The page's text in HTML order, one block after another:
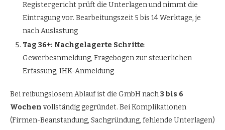
Registergericht prüft die Unterlagen und nimmt die
Eintragung vor. Bearbeitungszeit 5 bis 14 Werktage, je
nach Auslastung
Tag 36+: Nachgelagerte Schritte:
Gewerbeanmeldung, Fragebogen zur steuerlichen
Erfassung, IHK-Anmeldung
Bei reibungslosem Ablauf ist die GmbH nach3 bis 6
Wochen vollständig gegründet. Bei Komplikationen
(Firmen-Beanstandung, Sachgründung, fehlende Unterlagen)